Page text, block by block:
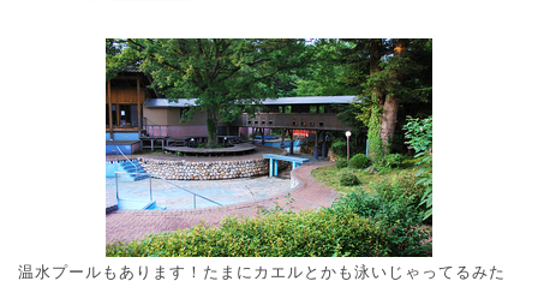
温水プールもあります！たまにカエルとかも泳いじゃってるみた